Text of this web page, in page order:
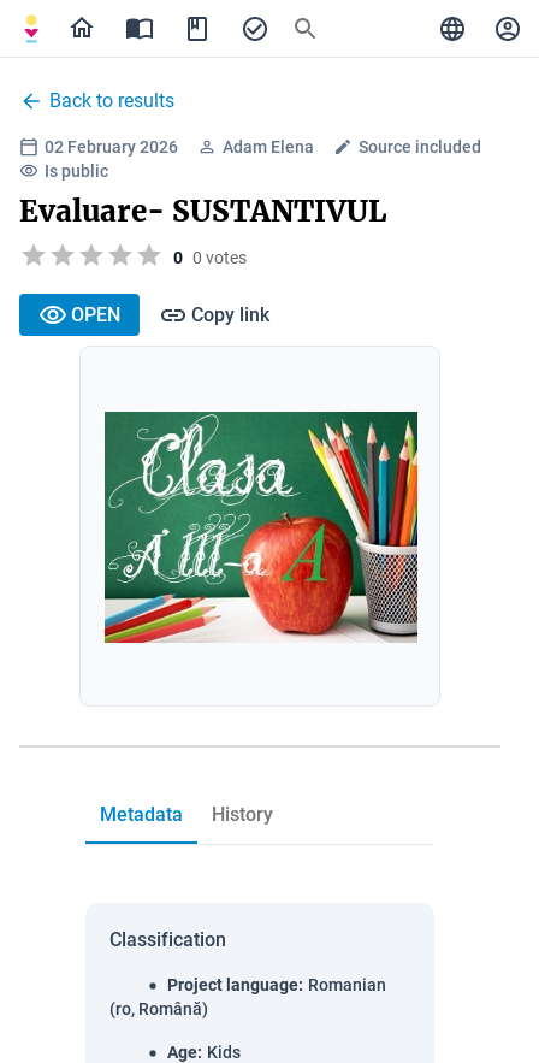
Back to results
02 February 2026 Adam Elena
Source included
Is public
Evaluare- SUSTANTIVUL
0 0 votes
OPEN Copy link
Metadata History
Classification
Project language: Romanian
(ro, Română)
Age: Kids